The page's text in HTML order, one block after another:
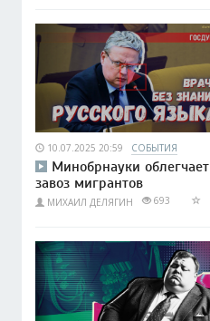
10.07.2025 20:59 СОБЫТИЯ
Минобрнауки облегчает
завоз мигрантов
МИХАИЛ ДЕЛЯГИН 693